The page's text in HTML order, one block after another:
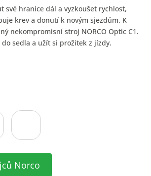
své hranice dál a vyzkoušet rychlost,
krev a donutí k novým sjezdům. K
nekompromisní stroj NORCO Optic C1.
sedla a užít si prožitek z jízdy.
Norco